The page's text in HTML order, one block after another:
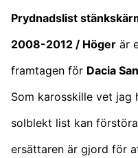
Prydnadslist
2008-2012 / Höger är
framtagen för Dacia
Som karosskille vet jag
solblekt list kan
ersättaren är gjord för